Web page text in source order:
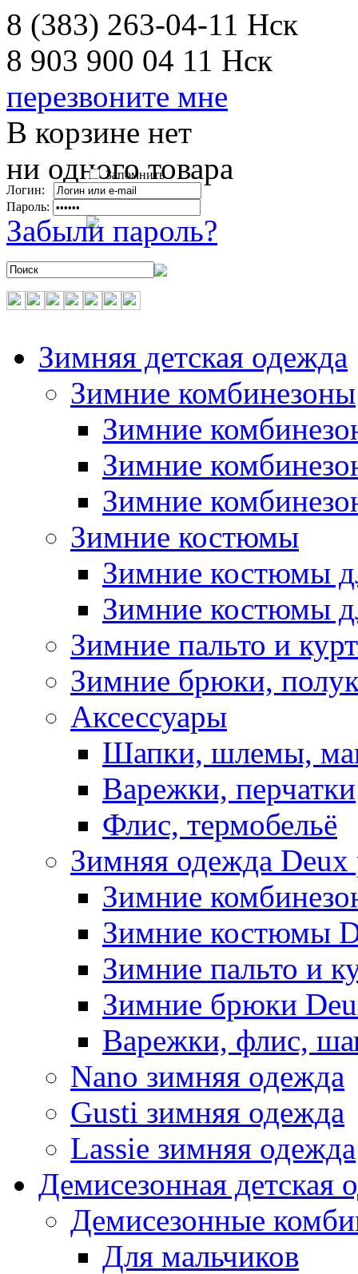
8 (383) 263-04-11 Нск
8 903 900 04 11 Нск
перезвоните мне
В корзине нет
ни одного товара
Запомнить
Логин:
Пароль:
Забыли пароль?
Зимняя детская одежда
Зимние комбинезоны
Зимние
Зимние
Зимние
Зимние костюмы
Зимние костюмы
Зимние костюмы
Зимние пальто и
Зимние брюки,
Аксессуары
Шапки, шлемы,
Варежки, перчатки
Флис, термобельё
Зимняя одежда Deux
Зимние
Зимние костюмы
Зимние пальто и
Зимние брюки
Варежки, флис,
Nano зимняя одежда
Gusti зимняя одежда
Lassie зимняя одежда
Демисезонная детская
Демисезонные
Для мальчиков